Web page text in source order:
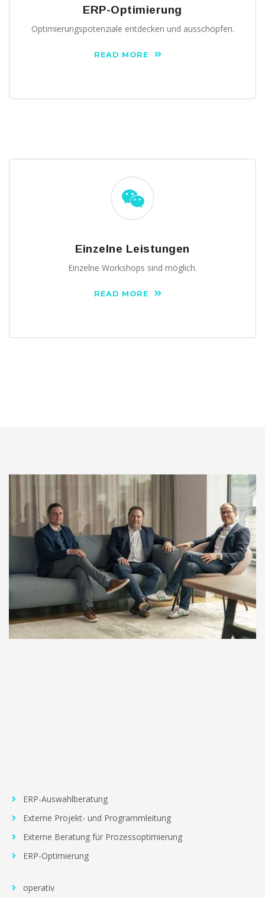
ERP-Optimierung
Optimierungspotenziale entdecken und ausschöpfen.
READ MORE
Einzelne Leistungen
Einzelne Workshops sind möglich.
READ MORE
ERP-Auswahlberatung
Externe Projekt- und Programmleitung
Externe Beratung für Prozessoptimierung
ERP-Optimierung
operativ